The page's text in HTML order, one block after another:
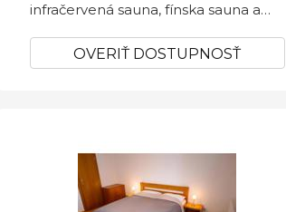
infračervená sauna, fínska sauna a
OVERIŤ DOSTUPNOSŤ